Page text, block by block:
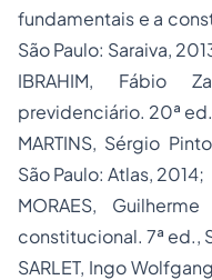
fundamentais e a
São Paulo: Saraiva,
IBRAHIM, Fábio
previdenciário. 20ª
MARTINS, Sérgio
São Paulo: Atlas, 2014;
MORAES,
constitucional. 7ª ed.,
SARLET, Ingo